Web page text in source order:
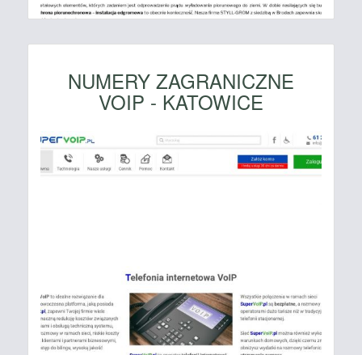
NUMERY ZAGRANICZNE
VOIP - KATOWICE